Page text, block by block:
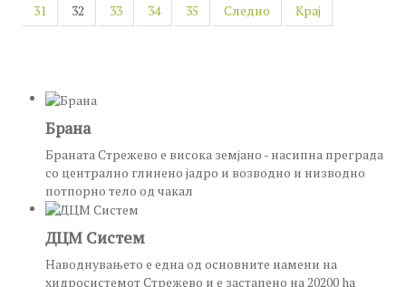
31
32 33 34 35 Следно Крај
Брана
Браната Стрежево е висока земјано - насипна преграда
со централно глинено јадро и возводно и низводно
потпорно тело од чакал
ДЦМ Систем
Наводнувањето е една од основните намени на
хидросистемот Стрежево и е застапено на 20200 ha